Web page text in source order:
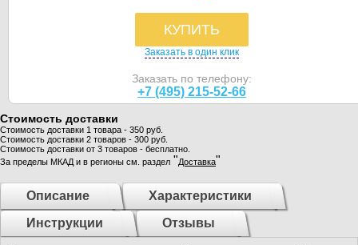
КУПИТЬ
Заказать в один клик
Заказать по телефону:
+7 (495) 215-52-66
Стоимость доставки
Стоимость доставки 1 товара - 350 руб.
Стоимость доставки 2 товаров - 300 руб.
Стоимость доставки от 3 товаров - бесплатно.
За пределы МКАД и в регионы см. раздел "Доставка"
Описание
Характеристики
Инструкции
Отзывы